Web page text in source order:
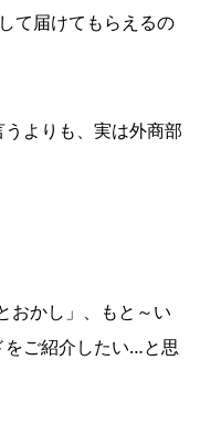
て届けてもらえるの
よりも、実は外商部
おかし」、もと～い
をご紹介したい…と思